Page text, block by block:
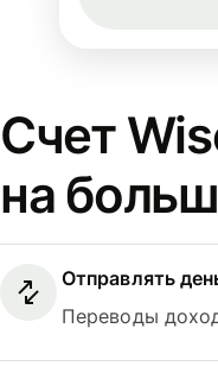
Счет
на
Отправлять
Переводы